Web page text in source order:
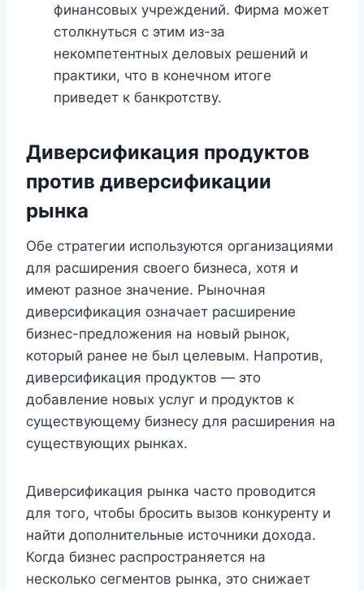
финансовых учреждений. Фирма может
столкнуться с этим из-за
некомпетентных деловых решений и
практики, что в конечном итоге
приведет к банкротству.
Диверсификация продуктов
против диверсификации
рынка
Обе стратегии используются организациями
для расширения своего бизнеса, хотя и
имеют разное значение. Рыночная
диверсификация означает расширение
бизнес-предложения на новый рынок,
который ранее не был целевым. Напротив,
диверсификация продуктов — это
добавление новых услуг и продуктов к
существующему бизнесу для расширения на
существующих рынках.
Диверсификация рынка часто проводится
для того, чтобы бросить вызов конкуренту и
найти дополнительные источники дохода.
Когда бизнес распространяется на
несколько сегментов рынка, это снижает